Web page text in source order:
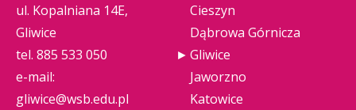
ul. Kopalniana 14E,
Gliwice
tel. 885 533 050
e-mail:
gliwice@wsb.edu.pl
Cieszyn
Dąbrowa Górnicza
Gliwice
Jaworzno
Katowice